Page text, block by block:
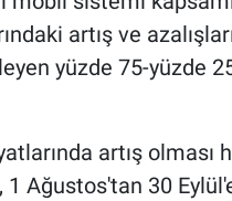
artış ve
yüzde 75-yüzde
artış olması
1 Ağustos'tan 30